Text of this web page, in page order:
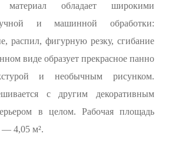
обладает широкими
и машинной обработки:
распил, фигурную резку, сгибание
виде образует прекрасное панно
и необычным рисунком.
с другим декоративным
в целом. Рабочая площадь
— 4,05 м².